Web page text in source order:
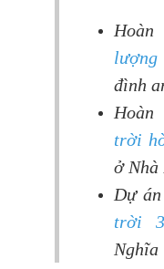
lượng
đình
Hoàn
trời
ở Nhà
Dự án
trời
Nghĩa